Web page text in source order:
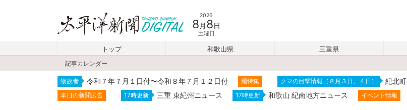
2026
8 月 8日
土曜日
トップ 和歌山県 三重県
記事カレンダー
物故者 令和７年７月１日付〜令和８年７月１２日付 麺特集 クマの目撃情報（８月３日、４日） 紀北町
本日の新聞広告 17時更新 三重 東紀州ニュース 17時更新 和歌山 紀南地方ニュース イベント情報